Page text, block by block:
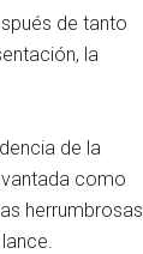
de tanto
la
de la
como
herrumbrosas